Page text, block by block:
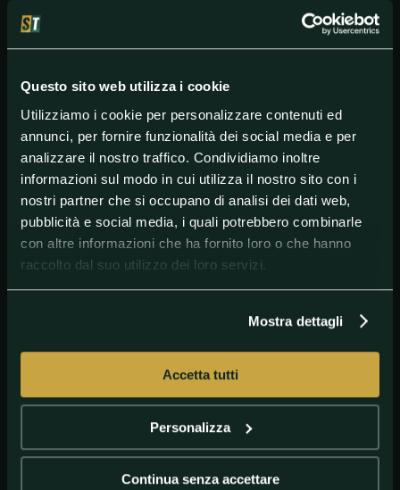
Questo sito web utilizza i cookie
Utilizziamo i cookie per personalizzare contenuti ed
annunci, per fornire funzionalità dei social media e per
analizzare il nostro traffico. Condividiamo inoltre
informazioni sul modo in cui utilizza il nostro sito con i
nostri partner che si occupano di analisi dei dati web,
pubblicità e social media, i quali potrebbero combinarle
con altre informazioni che ha fornito loro o che hanno
raccolto dal suo utilizzo dei loro servizi.
Mostra dettagli
Accetta tutti
Personalizza
Continua senza accettare
che lavoriamo. Abbiamo dovuto
lottare quattro giorni
. Dopo domenica scorsa
lo dico subito, hanno Vinales e Quartararo che vanno
fortissimo, io ho 41 anni e mi dicono'impara a
guidare questa'"
Ilterzo posto di Jerezripaga del lavoro svolto e dà
fiducia: "Sono arrivato oggi sapendo chepotevo fare
una bella gara
. Averlo fatto qua a Jerez, con questo
caldo, mi rende ottimista per il futuro".
MOTOGP: LE FOTO DEL GP D'ANDALUSIA